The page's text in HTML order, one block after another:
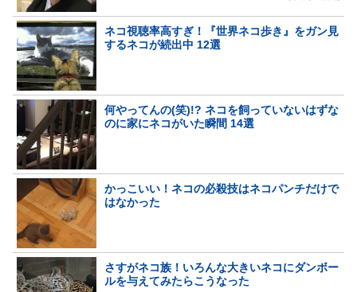
ネコ視聴率高すぎ！『世界ネコ歩き』をガン見
するネコが続出中 12選
何やってんの(笑)!? ネコを飼っていないはずな
のに家にネコがいた瞬間 14選
かっこいい！ネコの必殺技はネコパンチだけで
はなかった
さすがネコ族！いろんな大きいネコにダンボー
ルを与えてみたらこうなった